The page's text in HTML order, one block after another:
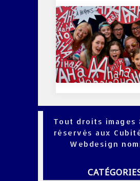
Tout droits images
réservés aux
Webdesign